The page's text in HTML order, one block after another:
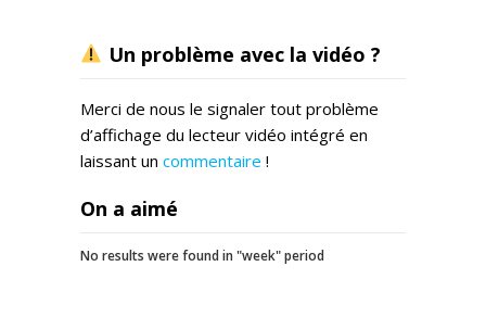
Un problème avec la vidéo ?
Merci de nous le signaler tout problème
d’affichage du lecteur vidéo intégré en
laissant un commentaire !
On a aimé
No results were found in "week" period